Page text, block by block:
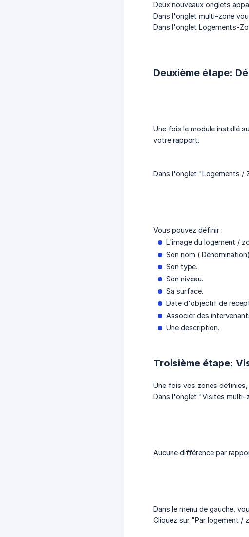
Deux nouveaux onglets
Dans l'onglet multi-zone
Dans l'onglet Logements-
Deuxième étape:
Une fois le module installé
votre rapport.
Dans l'onglet "Logements /
Vous pouvez définir :
L'image du logement /
Son nom (
Son type.
Son niveau.
Sa surface.
Date d'objectif de
Associer des
Une description.
Troisième étape:
Une fois vos zones
Dans l'onglet "Visites multi-
Aucune différence par
Dans le menu de gauche,
Cliquez sur "Par logement /